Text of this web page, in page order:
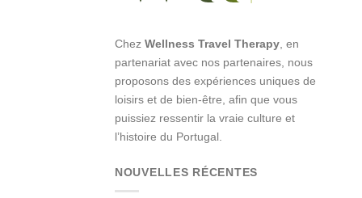
Chez Wellness Travel Therapy , en
partenariat avec nos partenaires, nous
proposons des expériences uniques de
loisirs et de bien-être, afin que vous
puissiez ressentir la vraie culture et
l’histoire du Portugal.
NOUVELLES RÉCENTES